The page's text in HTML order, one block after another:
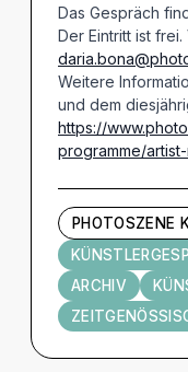
Das Gespräch
Der Eintritt ist
Weitere
und dem
https://
programme/
PHOTOSZENE
ARCHIV
Künstler und